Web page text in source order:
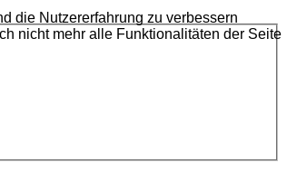
die Nutzererfahrung zu verbessern
nicht mehr alle Funktionalitäten der Seite